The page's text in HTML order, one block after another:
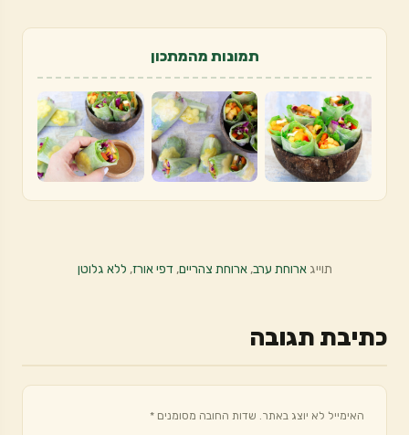
תמונות מהמתכון
תוייגארוחת ערב,ארוחת צהריים,דפי אורז, ללא גלוטן
כתיבת תגובה
האימייל לא יוצג באתר. שדות החובה מסומנים *